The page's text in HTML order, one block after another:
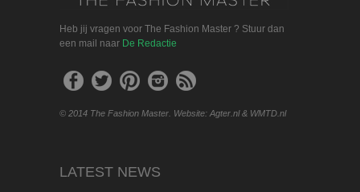
Heb jij vragen voor The Fashion Master ? Stuur dan
een mail naar De Redactie
© 2014 The Fashion Master. Website: Agter.nl & WMTD.nl
LATEST NEWS